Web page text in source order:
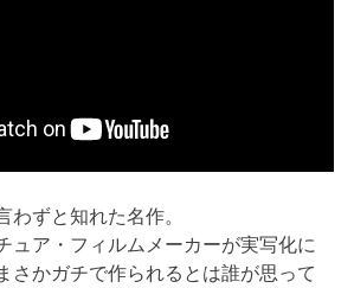
わずと知れた名作。
ュア・フィルムメーカーが実写化に
さかガチで作られるとは誰が思って